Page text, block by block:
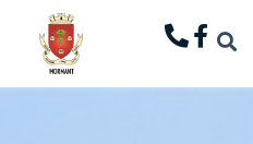
principal